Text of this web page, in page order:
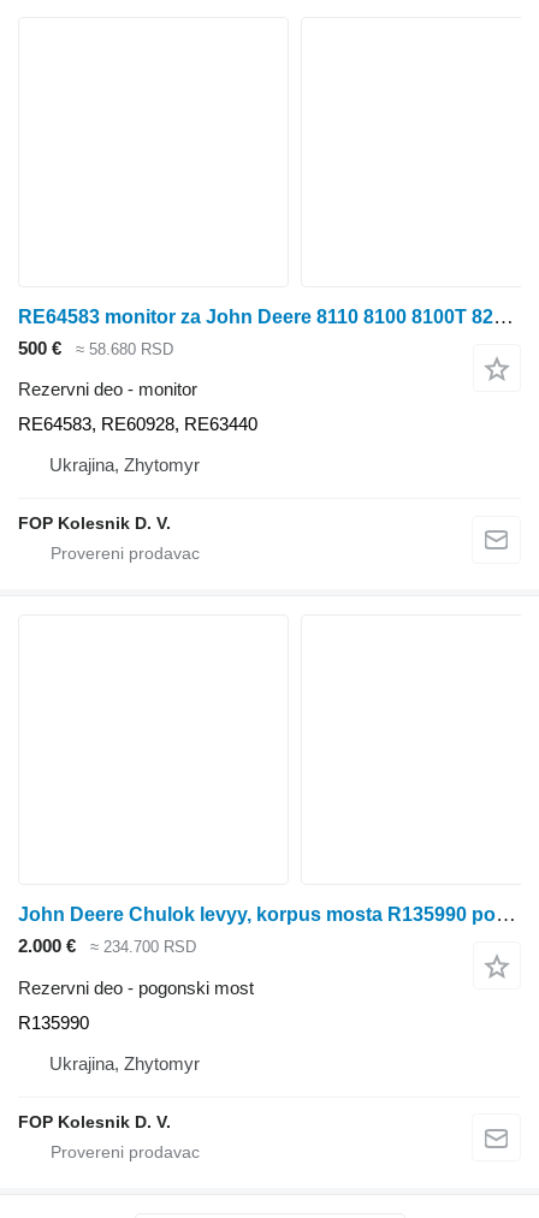
RE64583 monitor za John Deere 8110 8100 8100T 8200 8210 8200T 8120 8110T 9620 9120 9200 9100 9320 9220 9300 8520 9520 9420 9400 8300 8320 8310T 8300T 8310 8220 8210T 8400T 8400 8410 8410T 8420 traktora točkaša
500 € ≈ 58.680 RSD
Rezervni deo - monitor
RE64583, RE60928, RE63440
Ukrajina, Zhytomyr
FOP Kolesnik D. V.
John Deere Chulok levyy, korpus mosta R135990 pogonski most za John Deere 8100, 8200, 8300, 8400, 8110, 8210, 8310, 8410, 8120, 8220, 8320, 8420, 8520 traktora točkaša
2.000 € ≈ 234.700 RSD
Rezervni deo - pogonski most
R135990
Ukrajina, Zhytomyr
FOP Kolesnik D. V.